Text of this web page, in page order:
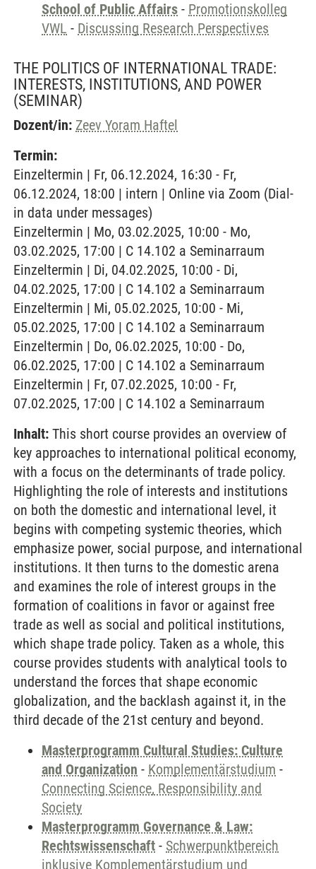
School of Public Affairs - Promotionskolleg
VWL - Discussing Research Perspectives
THE POLITICS OF INTERNATIONAL TRADE:
INTERESTS, INSTITUTIONS, AND POWER
(SEMINAR)
Dozent/in: Zeev Yoram Haftel
Termin:
Einzeltermin | Fr, 06.12.2024, 16:30 - Fr,
06.12.2024, 18:00 | intern | Online via Zoom (Dial-
in data under messages)
Einzeltermin | Mo, 03.02.2025, 10:00 - Mo,
03.02.2025, 17:00 | C 14.102 a Seminarraum
Einzeltermin | Di, 04.02.2025, 10:00 - Di,
04.02.2025, 17:00 | C 14.102 a Seminarraum
Einzeltermin | Mi, 05.02.2025, 10:00 - Mi,
05.02.2025, 17:00 | C 14.102 a Seminarraum
Einzeltermin | Do, 06.02.2025, 10:00 - Do,
06.02.2025, 17:00 | C 14.102 a Seminarraum
Einzeltermin | Fr, 07.02.2025, 10:00 - Fr,
07.02.2025, 17:00 | C 14.102 a Seminarraum
Inhalt: This short course provides an overview of
key approaches to international political economy,
with a focus on the determinants of trade policy.
Highlighting the role of interests and institutions
on both the domestic and international level, it
begins with competing systemic theories, which
emphasize power, social purpose, and international
institutions. It then turns to the domestic arena
and examines the role of interest groups in the
formation of coalitions in favor or against free
trade as well as social and political institutions,
which shape trade policy. Taken as a whole, this
course provides students with analytical tools to
understand the forces that shape economic
globalization, and the backlash against it, in the
third decade of the 21st century and beyond.
Masterprogramm Cultural Studies: Culture
and Organization - Komplementärstudium -
Connecting Science, Responsibility and
Society
Masterprogramm Governance & Law:
Rechtswissenschaft - Schwerpunktbereich
inklusive Komplementärstudium und